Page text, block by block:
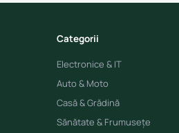
Categorii
Electronice & IT
Auto & Moto
Casă & Grădină
Sănătate & Frumusețe